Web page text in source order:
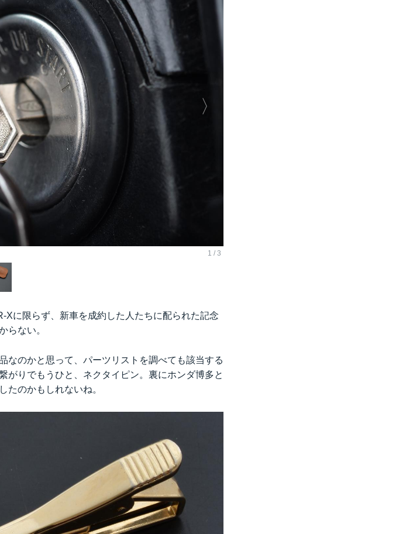
Xに限らず、新車を成約した人たちに配られた記念
らない。
なのかと思って、パーツリストを調べても該当する
がりでもうひと、ネクタイピン。裏にホンダ博多と
たのかもしれないね。